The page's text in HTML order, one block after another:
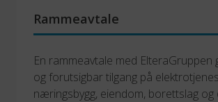
Rammeavtale
En rammeavtale med ElteraGruppen
og forutsigbar tilgang på
næringsbygg, eiendom, borettslag og